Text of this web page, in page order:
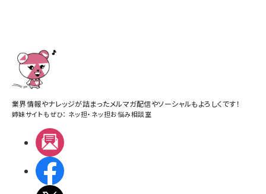
業界情報やナレッジが詰まったメルマガ配信やソーシャルもよろしくです！
姉妹サイトもぜひ： ネッ担・ ネッ担お悩み相談室